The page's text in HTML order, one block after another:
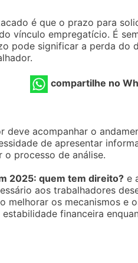
é que o prazo para
vínculo empregatício. É
pode significar a perda do
compartilhe no
deve acompanhar o
de apresentar
o processo de análise.
2025: quem tem direito? e
aos trabalhadores
melhorar os mecanismos e
financeira